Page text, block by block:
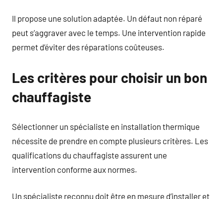
Il propose une solution adaptée. Un défaut non réparé
peut s’aggraver avec le temps. Une intervention rapide
permet d’éviter des réparations coûteuses.
Les critères pour choisir un bon
chauffagiste
Sélectionner un spécialiste en installation thermique
nécessite de prendre en compte plusieurs critères. Les
qualifications du chauffagiste assurent une
intervention conforme aux normes.
Un spécialiste reconnu doit être en mesure d’installer et